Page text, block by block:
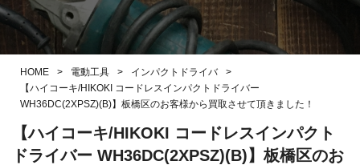
HOME > 電動工具 > インパクトドライバ
>
【ハイコーキ/HIKOKI コードレスインパクトドライバー
WH36DC(2XPSZ)(B)】板橋区のお客様から買取させて頂きました！
【ハイコーキ/HIKOKI コードレスインパクト
ドライバー WH36DC(2XPSZ)(B)】板橋区のお